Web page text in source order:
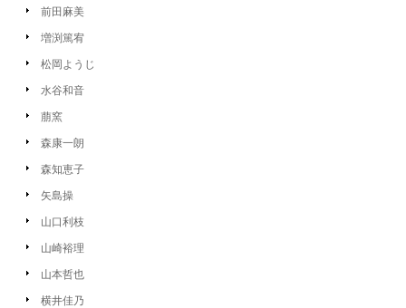
前田麻美
増渕篤宥
松岡ようじ
水谷和音
萠窯
森康一朗
森知恵子
矢島操
山口利枝
山崎裕理
山本哲也
横井佳乃